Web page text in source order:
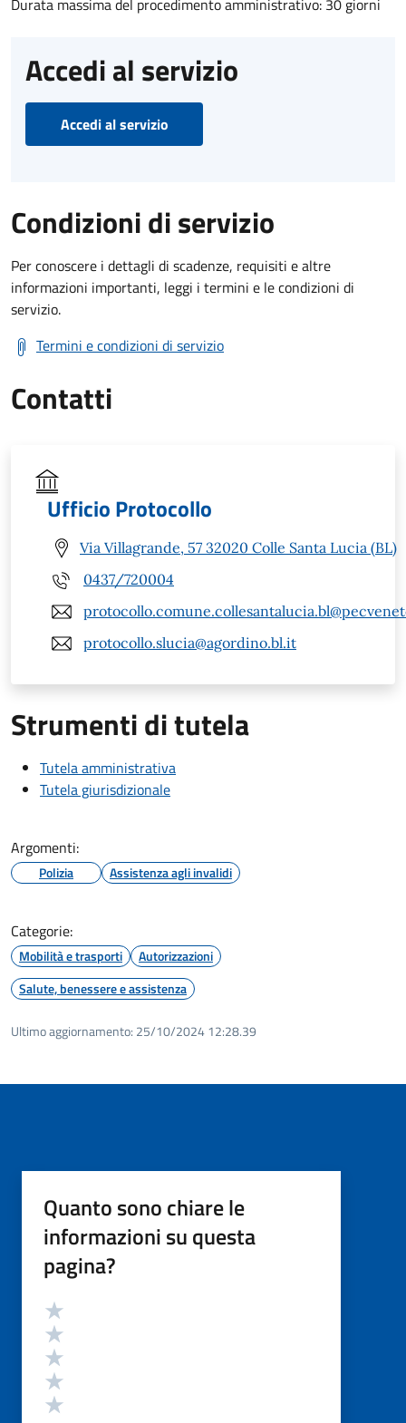
Accedi al servizio
Accedi al servizio
Condizioni di servizio
Per conoscere i dettagli di scadenze, requisiti e altre
informazioni importanti, leggi i termini e le condizioni di
servizio.
Termini e condizioni di servizio
Contatti
Ufficio Protocollo
Via Villagrande, 57 32020 Colle Santa Lucia (BL)
0437/720004
protocollo.slucia@agordino.bl.it
Strumenti di tutela
Tutela amministrativa
Tutela giurisdizionale
Argomenti:
Polizia Assistenza agli invalidi
Categorie:
Mobilità e trasporti
Autorizzazioni
Salute, benessere e assistenza
Ultimo aggiornamento: 25/10/2024 12:28.39
Quanto sono chiare le
informazioni su questa
pagina?
Valutazione